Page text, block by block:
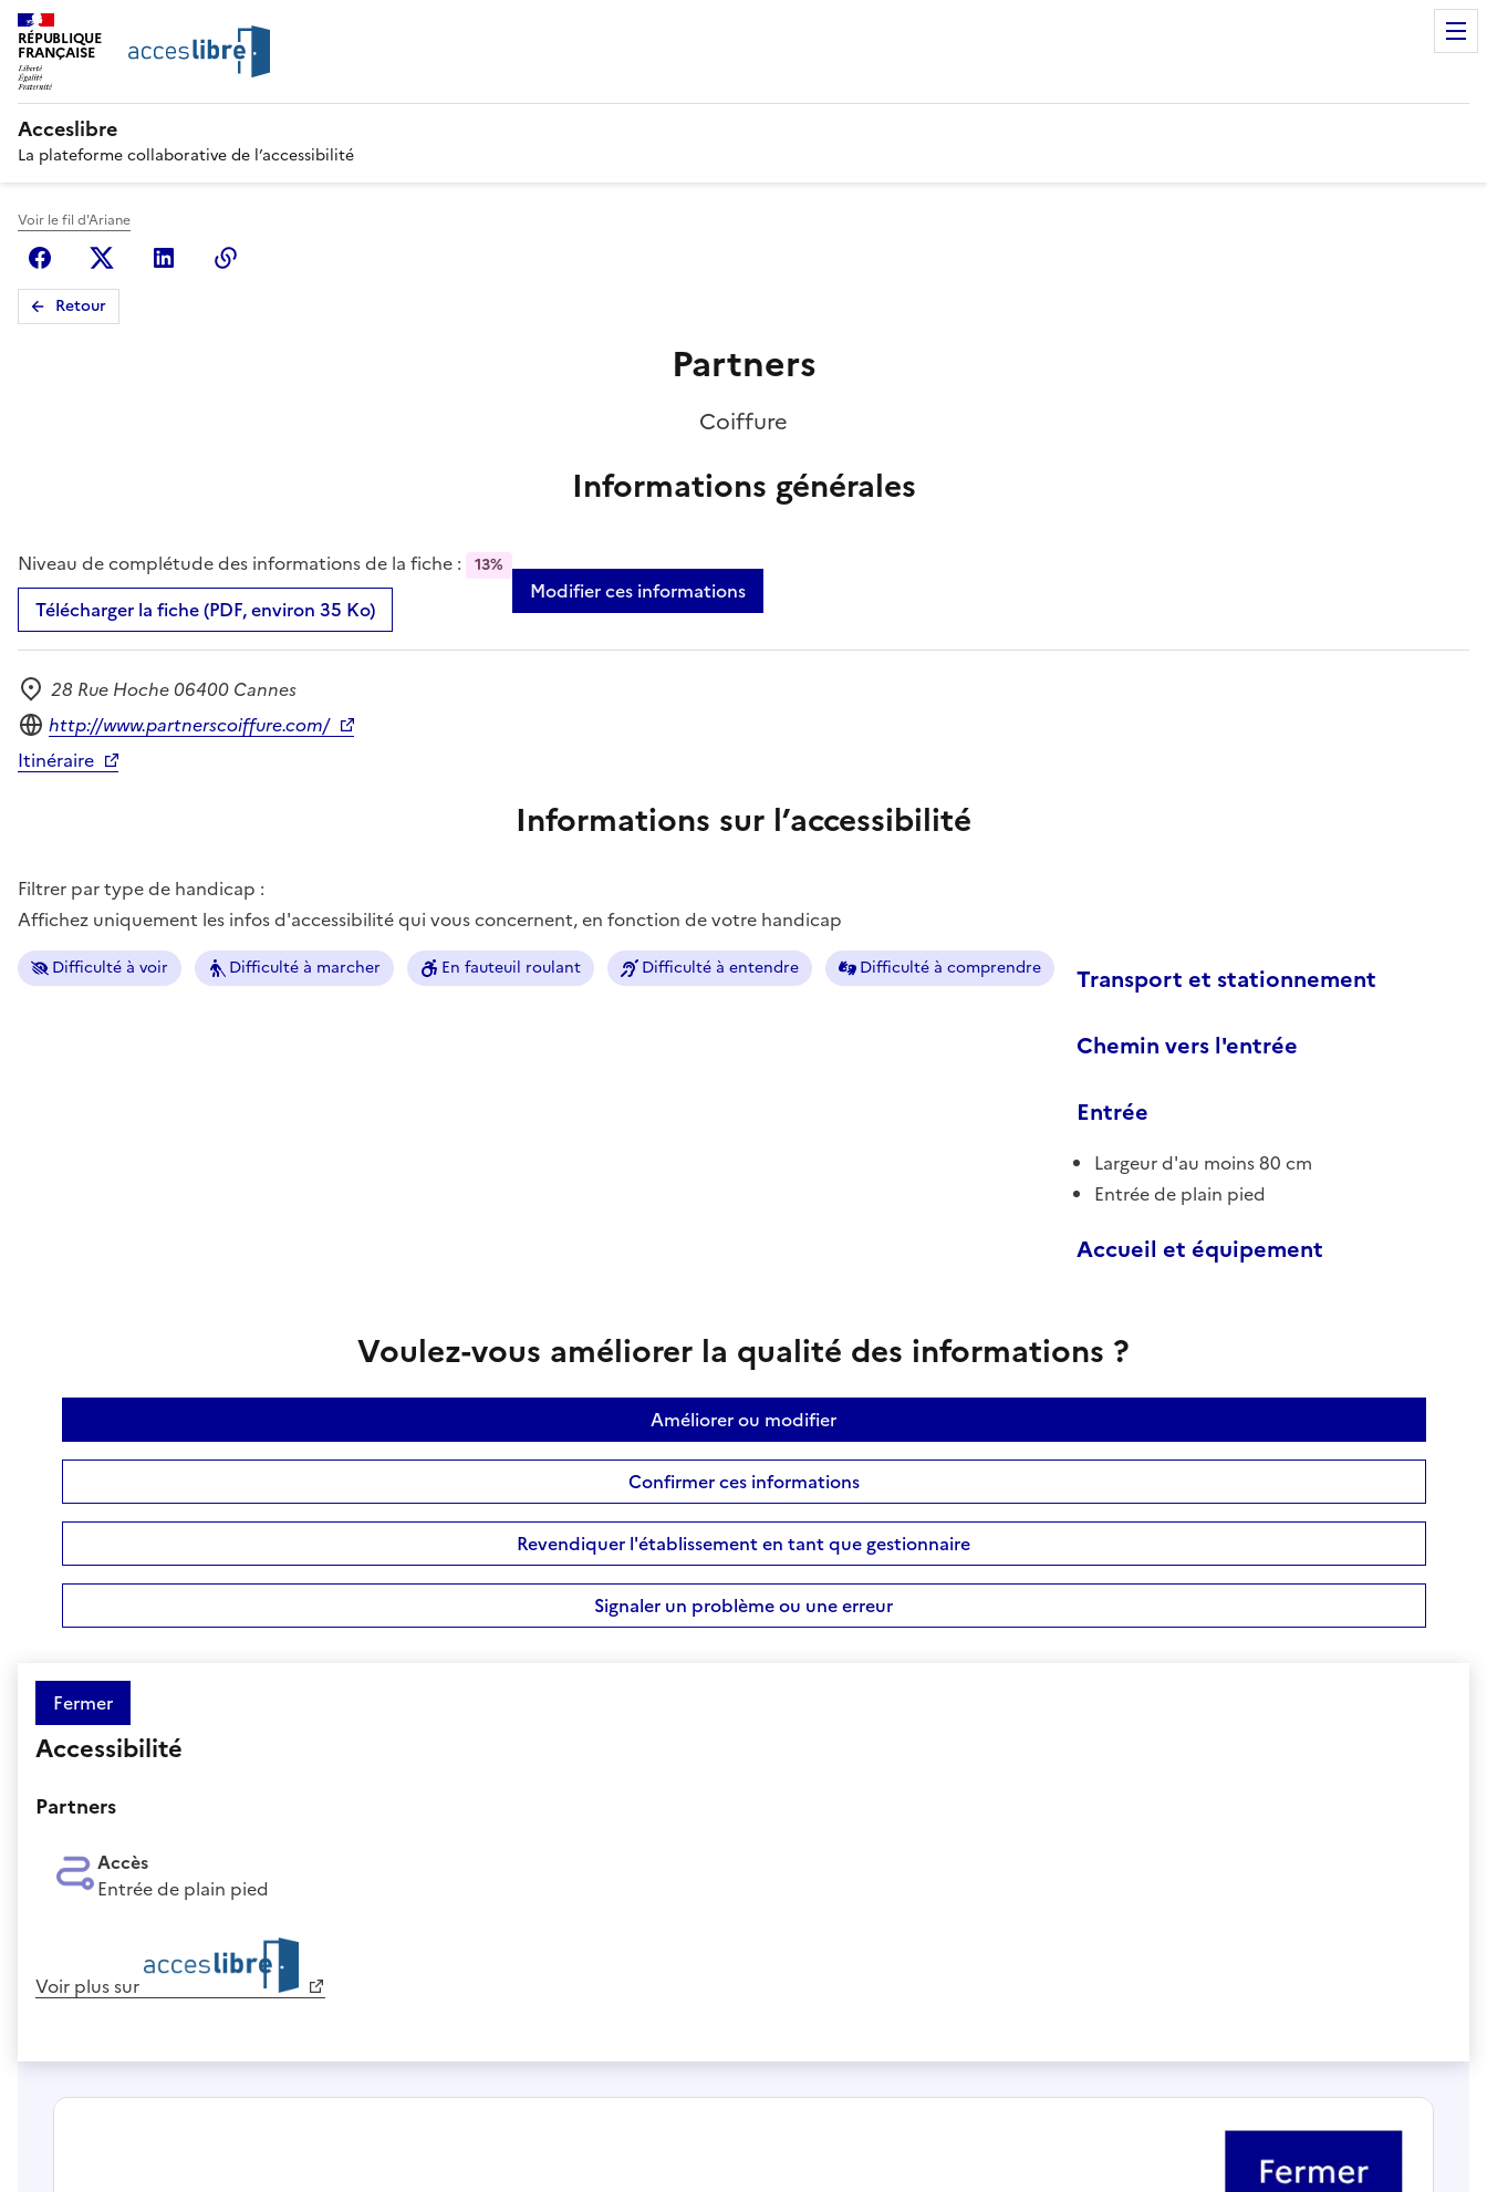
RÉPUBLIQUE
FRANÇAISE
Acceslibre
La plateforme collaborative de l’accessibilité
Voir le fil d'Ariane
FacebookX (anciennement Twitter)
Linkedin
Retour
Partners
Coiffure
Informations générales
Niveau de complétude des informations de la fiche : 13%
Télécharger la fiche (PDF, environ 35 Ko)
Modifier ces informations
Adresse
28 Rue Hoche 06400 Cannes
Site internet
http://www.partnerscoiffure.com/
Itinéraire
Informations sur l’accessibilité
Filtrer par type de handicap :
Affichez uniquement les infos d'accessibilité qui vous concernent, en fonction de votre handicap
Difficulté à voir Difficulté à marcher En fauteuil roulant Difficulté à entendre Difficulté à comprendre
Transport et stationnement
Chemin vers l'entrée
Entrée
Largeur d'au moins 80 cm
Entrée de plain pied
Accueil et équipement
Voulez-vous améliorer la qualité des informations ?
Améliorer ou modifier
Confirmer ces informations
Revendiquer l'établissement en tant que gestionnaire
Signaler un problème ou une erreur
Fermer
Accessibilité
Partners
Accès
Entrée de plain pied
Voir plus sur